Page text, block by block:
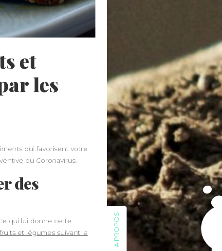
et
les
qui favorisent votre
du Coronavirus.
des
qui lui donne cette
fruits et légumes suivant la
A PROPOS